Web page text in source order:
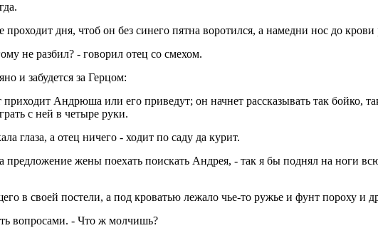
дня, чтоб он без синего пятна воротился, а намедни нос до крови
не разбил? - говорил отец со смехом.
и забудется за Герцом:
Андрюша или его приведут; он начнет рассказывать так бойко,
с ней в четыре руки.
глаза, а отец ничего - ходит по саду да курит.
предложение жены поехать поискать Андрея, - так я бы поднял на ноги
в своей постели, а под кроватью лежало чье-то ружье и фунт пороху и
вопросами. - Что ж молчишь?